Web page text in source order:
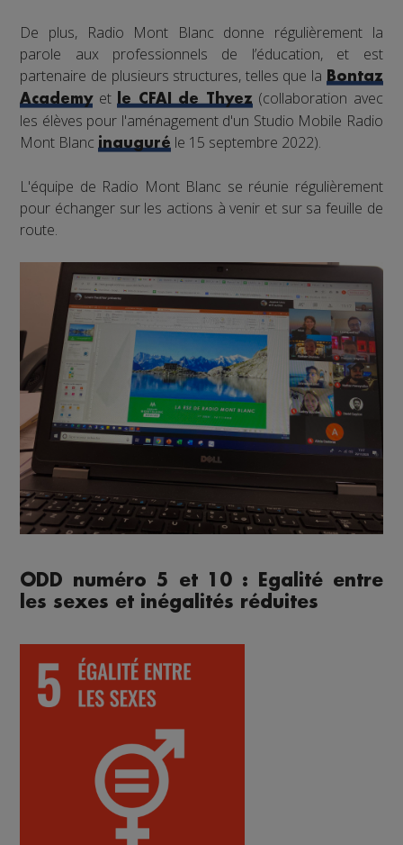
De plus, Radio Mont Blanc donne régulièrement la
parole aux professionnels de l’éducation, et est
partenaire de plusieurs structures, telles que la
Bontaz
Academyet le CFAI de Thyez(collaboration avec
les élèves pour l'aménagement d'un Studio Mobile Radio
Mont Blancinauguré le 15 septembre 2022).
L'équipe de Radio Mont Blanc se réunie régulièrement
pour échanger sur les actions à venir et sur sa feuille de
route.
ODD numéro 5 et 10 : Egalité entre
les sexes et inégalités réduites